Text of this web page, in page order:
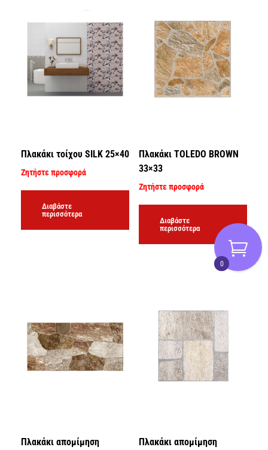
Πλακάκι τοίχου SILK 25×40
Ζητήστε προσφορά
Διαβάστε
περισσότερα
Πλακάκι TOLEDO BROWN
33×33
Ζητήστε προσφορά
Διαβάστε
περισσότερα
Πλακάκι απομίμηση
Πλακάκι απομίμηση
0